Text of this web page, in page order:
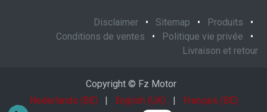
Disclaimer • Sitemap • Produits
•
Conditions de ventes
• Politique vie privée
•
Livraison et retour
Copyright © Fz Motor
Nederlands (BE)
| English (UK) |
Français (BE)